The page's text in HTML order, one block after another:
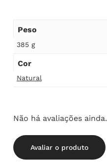
Peso
385 g
Cor
Natural
Não há avaliações ainda.
Avaliar o produto